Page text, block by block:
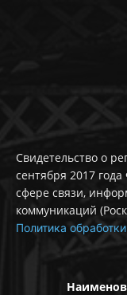
Свидетельство о
сентября 2017
сфере связи,
коммуникаций
Политика